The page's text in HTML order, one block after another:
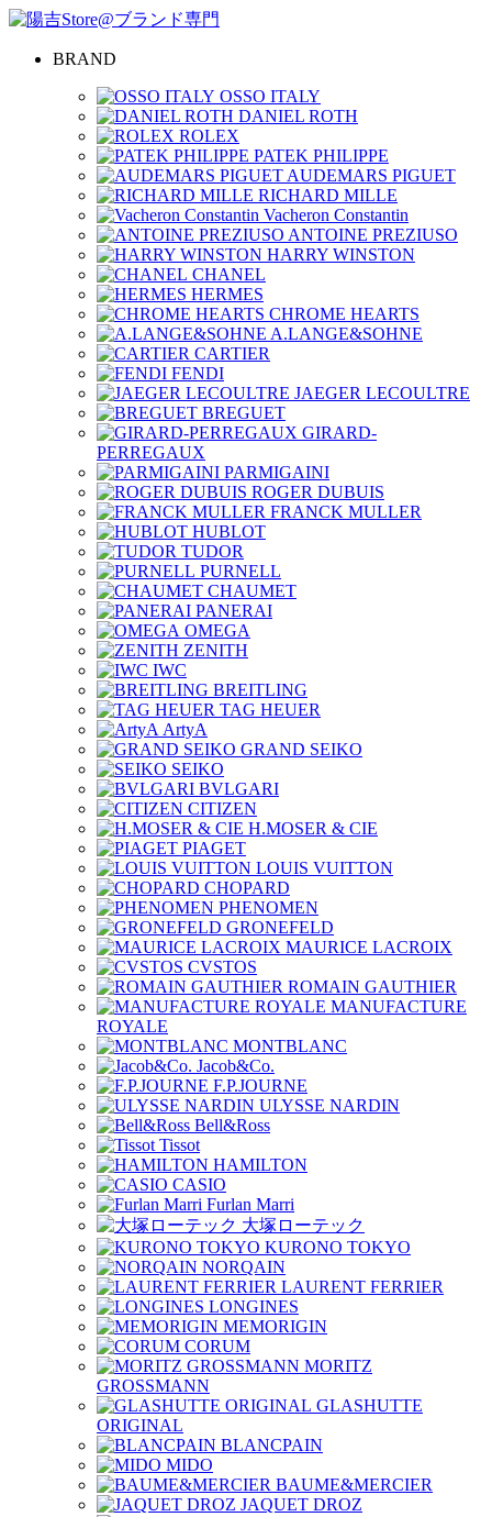
BRAND
OSSO ITALY
DANIEL ROTH
ROLEX
PATEK PHILIPPE
AUDEMARS PIGUET
RICHARD MILLE
Vacheron Constantin
ANTOINE PREZIUSO
HARRY WINSTON
CHANEL
HERMES
CHROME HEARTS
A.LANGE&SOHNE
CARTIER
FENDI
JAEGER LECOULTRE
BREGUET
GIRARD-
PERREGAUX
PARMIGAINI
ROGER DUBUIS
FRANCK MULLER
HUBLOT
TUDOR
PURNELL
CHAUMET
PANERAI
OMEGA
ZENITH
IWC
BREITLING
TAG HEUER
ArtyA
GRAND SEIKO
SEIKO
BVLGARI
CITIZEN
H.MOSER & CIE
PIAGET
LOUIS VUITTON
CHOPARD
PHENOMEN
GRONEFELD
MAURICE LACROIX
CVSTOS
ROMAIN GAUTHIER
MANUFACTURE
ROYALE
MONTBLANC
Jacob&Co.
F.P.JOURNE
ULYSSE NARDIN
Bell&Ross
Tissot
HAMILTON
CASIO
Furlan Marri
大塚ローテック
KURONO TOKYO
NORQAIN
LAURENT FERRIER
LONGINES
MEMORIGIN
CORUM
MORITZ
GROSSMANN
GLASHUTTE
ORIGINAL
BLANCPAIN
MIDO
BAUME&MERCIER
JAQUET DROZ